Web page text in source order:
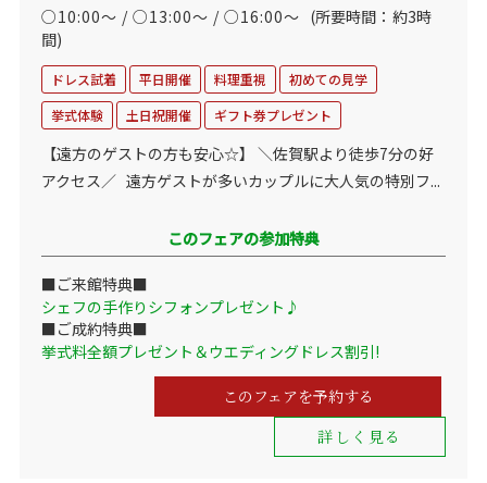
○10:00～ / ○13:00～ / ○16:00～ (所要時間：約3時
間)
ドレス試着 平日開催 料理重視
初めての見学
挙式体験
土日祝開催 ギフト券プレゼント
【遠方のゲストの方も安心☆】 ＼佐賀駅より徒歩7分の好
アクセス／ 遠方ゲストが多いカップルに大人気の特別フ...
このフェアの参加特典
■ご来館特典■
シェフの手作りシフォンプレゼント♪
■ご成約特典■
挙式料全額プレゼント＆ウエディングドレス割引!
このフェアを予約する
詳しく見る